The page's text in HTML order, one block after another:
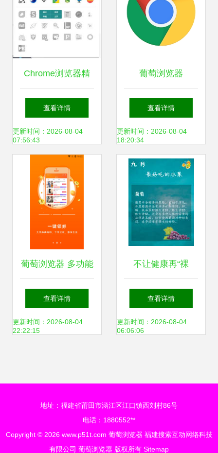
Chrome浏览器精
品插件 葡萄浏览器
的真实面目与使用
查看详情
更新时间：2026-08-04
07:56:43
葡萄浏览器
V14.18.1安卓版正
式上线，京华应用
库带你探索新功能
查看详情
更新时间：2026-08-04
18:20:34
葡萄浏览器 多功能
的移动互联体验
查看详情
更新时间：2026-08-04
22:22:15
不让健康再“裸
奔”——试看葡萄浏
览器如何守住你那
查看详情
更新时间：2026-08-04
06:06:06
地址：福建省莆田市涵江区江口镇西刘村86号
电话：1880552**
Copyright © 2026 www.p51t.com 葡萄浏览器 福建搜索互动网络科技
有限公司 葡萄浏览器 版权所有 Sitemap